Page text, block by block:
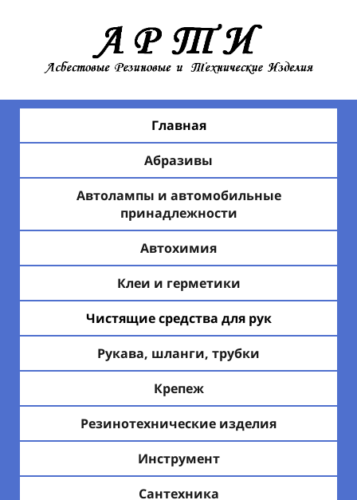
Главная
Абразивы
Автолампы и автомобильные
принадлежности
Автохимия
Клеи и герметики
Чистящие средства для рук
Рукава, шланги, трубки
Крепеж
Резинотехнические изделия
Инструмент
Сантехника